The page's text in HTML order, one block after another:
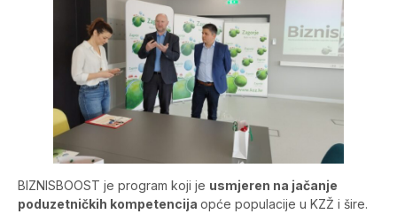
BIZNISBOOST je program koji je usmjeren na jačanje
poduzetničkih kompetencija opće populacije u KZŽ i šire.